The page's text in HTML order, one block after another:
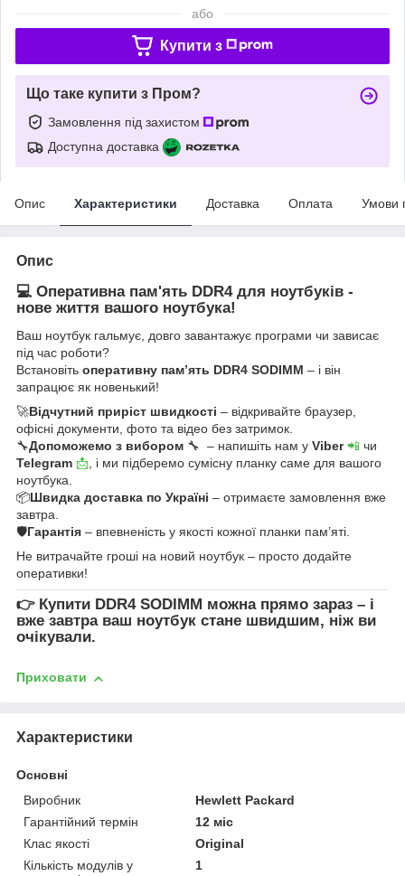
або
Купити з
Що таке купити з Пром?
Замовлення під захистом
Доступна доставка
Опис Характеристики Доставка Оплата Умови
Опис
💻 Оперативна пам'ять DDR4 для ноутбуків -
нове життя вашого ноутбука!
Ваш ноутбук гальмує, довго завантажує програми чи зависає
під час роботи?
Встановіть оперативну пам’ять DDR4 SODIMM – і він
запрацює як новенький!
🚀Відчутний приріст швидкості – відкривайте браузер,
офісні документи, фото та відео без затримок.
🔧Допоможемо з вибором 🔧 – напишіть нам у Viber📲 чи
Telegram 📩 , і ми підберемо сумісну планку саме для вашого
ноутбука.
📦Швидка доставка по Україні – отримаєте замовлення вже
завтра.
🛡Гарантія – впевненість у якості кожної планки пам’яті.
Не витрачайте гроші на новий ноутбук – просто додайте
оперативки!
👉 Купити DDR4 SODIMM можна прямо зараз – і
вже завтра ваш ноутбук стане швидшим, ніж ви
очікували.
Приховати
Характеристики
Основні
Виробник
Hewlett Packard
Гарантійний термін
12 міс
Клас якості
Original
Кількість модулів у
1